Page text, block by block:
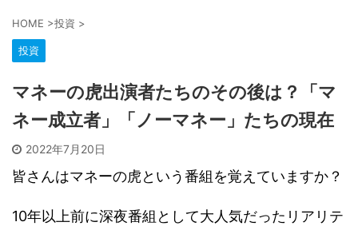
HOME >投資 >
投資
マネーの虎出演者たちのその後は？「マ
ネー成立者」「ノーマネー」たちの現在
2022年7月20日
皆さんはマネーの虎という番組を覚えていますか？
10年以上前に深夜番組として大人気だったリアリテ